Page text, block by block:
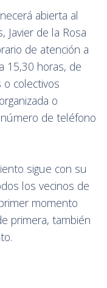
abierta al
Javier de la Rosa
de atención a
15,30 horas, de
colectivos
o
de teléfono
sigue con su
los vecinos de
momento
primera, también